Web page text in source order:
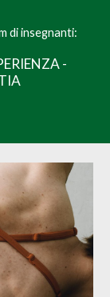
di insegnanti:
-